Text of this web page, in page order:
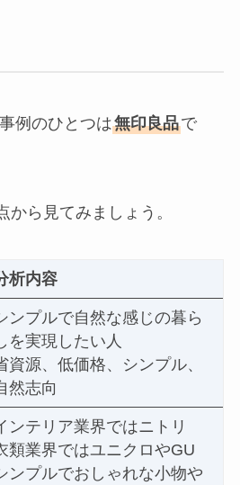
例のひとつは無印良品で
から見てみましょう。
析内容
ンプルで自然な感じの暮ら
を実現したい人
資源、低価格、シンプル、
然志向
ンテリア業界ではニトリ
類業界ではユニクロやGU
ンプルでおしゃれな小物や